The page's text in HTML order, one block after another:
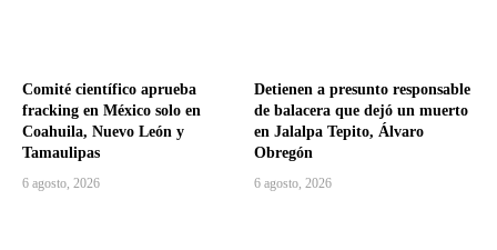
Comité científico aprueba
fracking en México solo en
Coahuila, Nuevo León y
Tamaulipas
6 agosto, 2026
Detienen a presunto responsable
de balacera que dejó un muerto
en Jalalpa Tepito, Álvaro
Obregón
6 agosto, 2026